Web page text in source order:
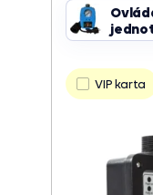
Pokračovat
VIP karta